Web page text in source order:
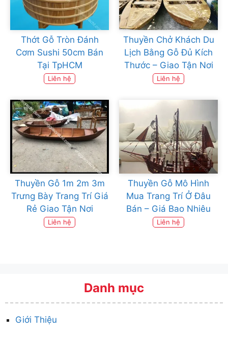
Thớt Gỗ Tròn Đánh
Cơm Sushi 50cm Bán
Tại TpHCM
Liên hệ
Thuyền Chở Khách Du
Lịch Bằng Gỗ Đủ Kích
Thước – Giao Tận Nơi
Liên hệ
Thuyền Gỗ 1m 2m 3m
Trưng Bày Trang Trí Giá
Rẻ Giao Tận Nơi
Liên hệ
Thuyền Gỗ Mô Hình
Mua Trang Trí Ở Đâu
Bán – Giá Bao Nhiêu
Liên hệ
Danh mục
Giới Thiệu